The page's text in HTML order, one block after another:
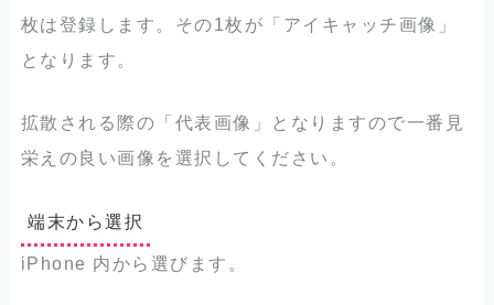
枚は登録します。その1枚が「アイキャッチ画像」
となります。
拡散される際の「代表画像」となりますので一番見
栄えの良い画像を選択してください。
端末から選択
iPhone 内から選びます。